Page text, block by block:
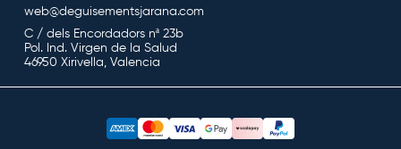
web@deguisementsjarana.com
C / dels Encordadors nª 23b
Pol. Ind. Virgen de la Salud
46950 Xirivella, Valencia